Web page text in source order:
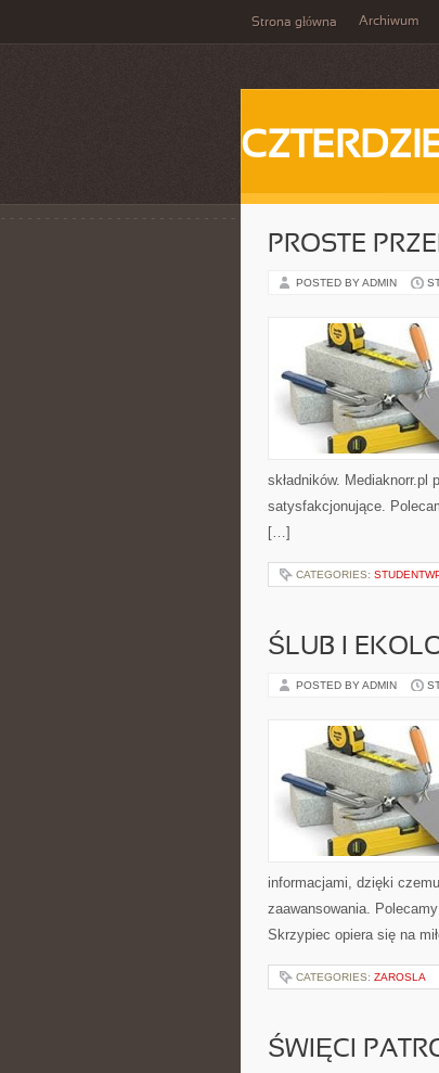
Strona główna Archiwum
PROSTE
POSTED BY ADMIN
składników.
satysfakcjonujące.
[…]
CATEGORIES:
ŚLUB I
POSTED BY ADMIN
informacjami, dzięki
zaawansowania.
Skrzypiec opiera się na
CATEGORIES: ZAROSLA
ŚWIĘCI